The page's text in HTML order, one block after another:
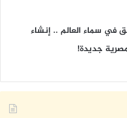
في سماء العالم .. إنشاء
جديدة!